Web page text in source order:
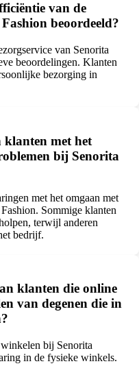
van de
beoordeeld?
van Senorita
beoordelingen. Klanten
bezorging in
met het
bij Senorita
met het omgaan met
Sommige klanten
terwijl anderen
bedrijf.
klanten die online
van degenen die in
bij Senorita
in de fysieke winkels.